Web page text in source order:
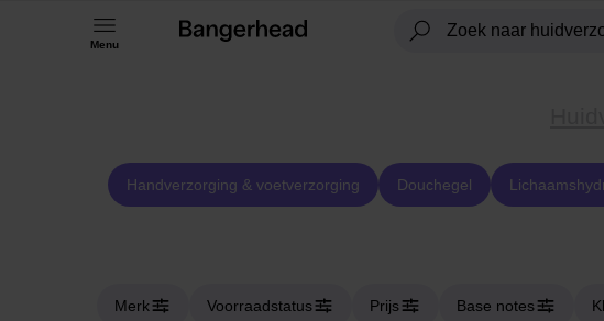
Menu
Handverzorging & voetverzorging Douchegel
Merk Voorraadstatus Prijs Base notes